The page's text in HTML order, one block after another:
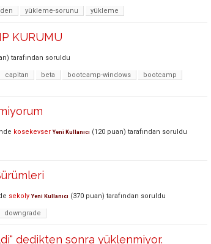
yükleme-sorunu yükleme
KURUMU
tarafından soruldu
capitan beta bootcamp-windows
bootcamp
kosekevser Yeni Kullanıcı (120 puan) tarafından soruldu
sekoly Yeni Kullanıcı (370 puan) tarafından soruldu
downgrade
dedikten sonra yüklenmiyor.